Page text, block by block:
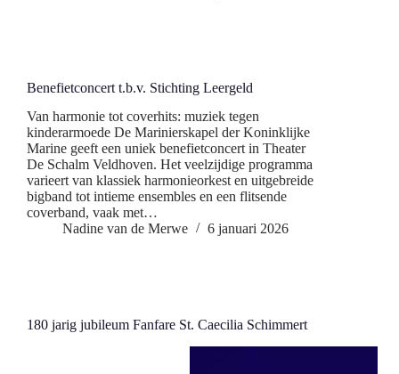
Benefietconcert t.b.v. Stichting Leergeld
Van harmonie tot coverhits: muziek tegen
kinderarmoede De Marinierskapel der Koninklijke
Marine geeft een uniek benefietconcert in Theater
De Schalm Veldhoven. Het veelzijdige programma
varieert van klassiek harmonieorkest en uitgebreide
bigband tot intieme ensembles en een flitsende
coverband, vaak met…
Nadine van de Merwe
6 januari 2026
180 jarig jubileum Fanfare St. Caecilia Schimmert